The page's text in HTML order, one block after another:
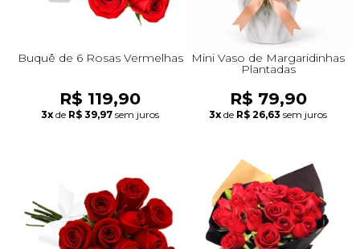
Buquê de 6 Rosas Vermelhas
R$ 119,90
3x de R$ 39,97 sem juros
Mini Vaso de Margaridinhas
Plantadas
R$ 79,90
3x de R$ 26,63 sem juros